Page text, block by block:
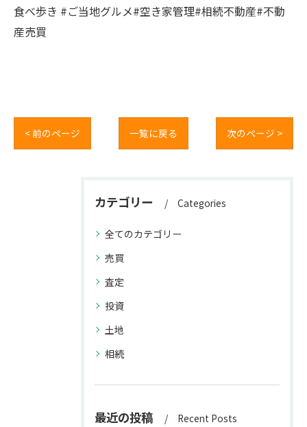
食べ歩き #ご当地グルメ#空き家管理#相続不動産#不動
産売買
< 前のページ 一覧に戻る 次のページ >
カテゴリー Categories
全てのカテゴリー
売買
査定
投資
土地
相続
最近の投稿 Recent Posts